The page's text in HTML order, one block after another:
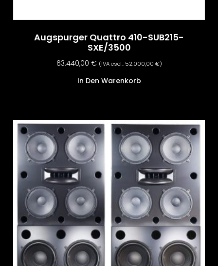
Augspurger Quattro 410-SUB215-
SXE/3500
63.440,00 € (IVA escl.: 52.000,00 €)
In Den Warenkorb